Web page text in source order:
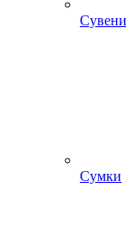
Сумки